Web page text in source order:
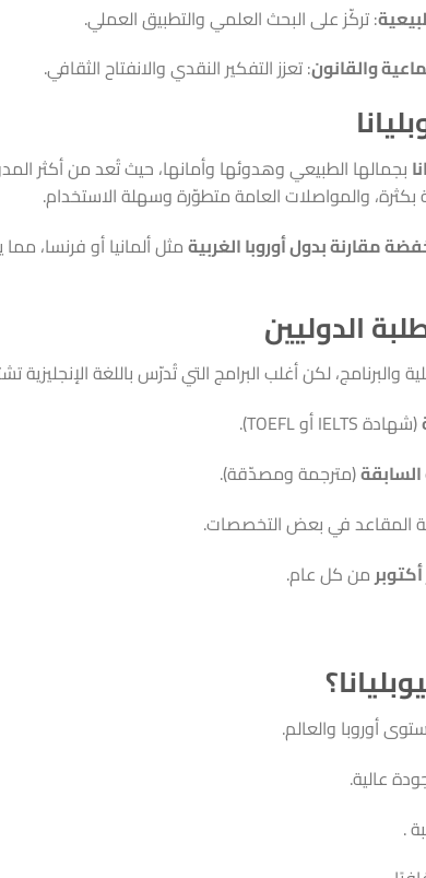
: تركّز على البحث العلمي والتطبيق العملي.
والقانون: تعزز التفكير النقدي والانفتاح الثقافي.
بجمالها الطبيعي وهدوئها وأمانها، حيث تُعد من أكثر
بكثرة، والمواصلات العامة متطوّرة وسهلة الاستخدام.
مقارنة بدول أوروبا الغربيةمثل ألمانيا أو فرنسا، مما
الدوليين
لكن أغلب البرامج التي تُدرّس باللغة الإنجليزية
(شهادة IELTS أو TOEFL).
(مترجمة ومصدّقة).
المقاعد في بعض التخصصات.
من كل عام.
أوروبا والعالم.
عالية.
.